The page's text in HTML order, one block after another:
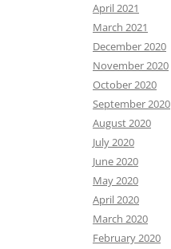
April 2021
March 2021
December 2020
November 2020
October 2020
September 2020
August 2020
July 2020
June 2020
May 2020
April 2020
March 2020
February 2020